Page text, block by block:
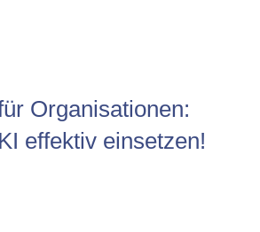
Organisationen:
effektiv einsetzen!